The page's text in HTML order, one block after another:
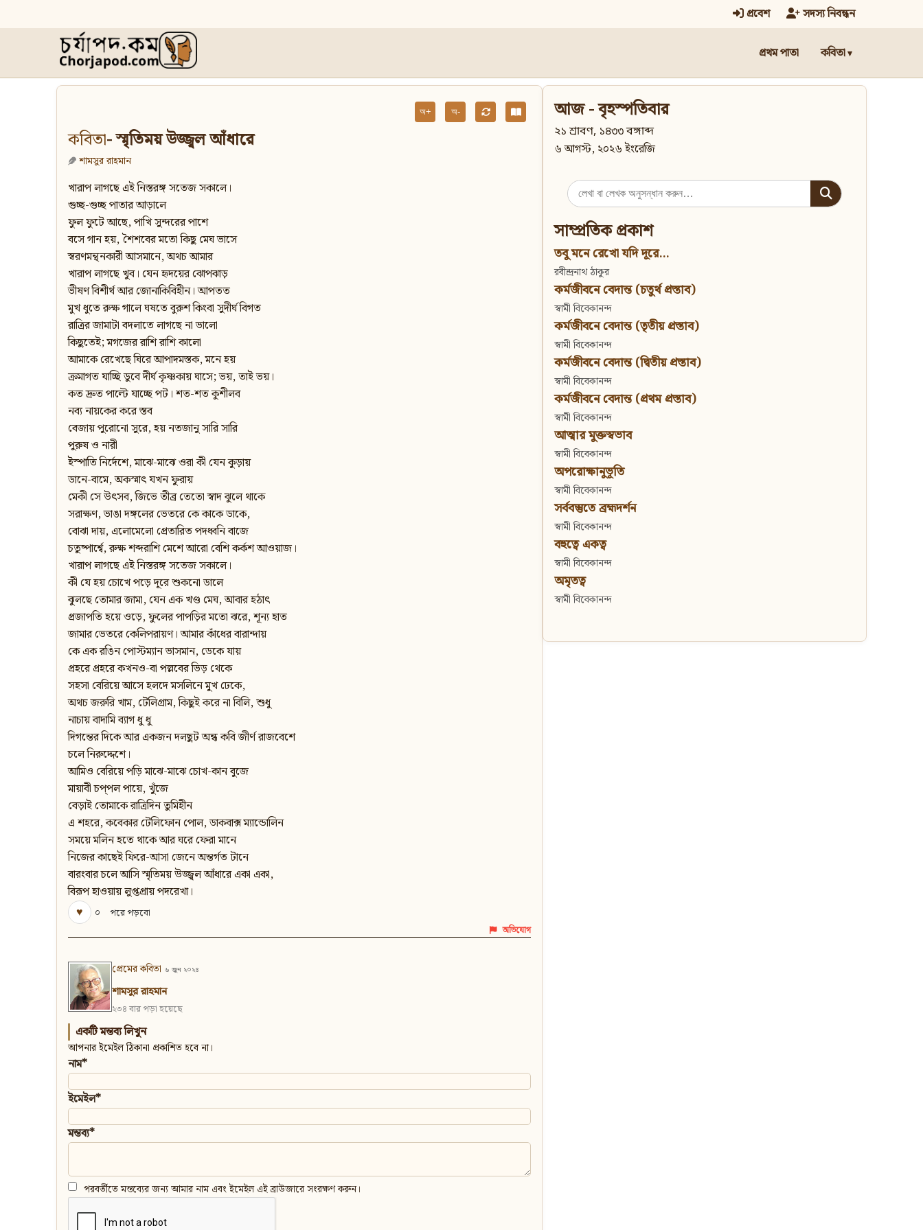
প্রবেশ সদস্য নিবন্ধন
প্রথম পাতা কবিতা
অ+ অ-
কবিতা- স্মৃতিময় উজ্জ্বল আঁধারে
শামসুর রাহমান
খারাপ লাগছে এই নিস্তরঙ্গ সতেজ সকালে।
গুচ্ছ-গুচ্ছ পাতার আড়ালে
ফুল ফুটে আছে, পাখি সুন্দরের পাশে
বসে গান হয়, শৈশবের মতো কিছু মেঘ ভাসে
স্বরণমন্থনকারী আসমানে, অথচ আমার
খারাপ লাগছে খুব। যেন হৃদয়ের ঝোপঝাড়
ভীষণ বিশীর্থ আর জোনাকিবিহীন। আপতত
মুখ ধুতে রুক্ষ গালে ঘষতে বুরুশ কিংবা সুদীর্ঘ বিগত
রাত্রির জামাটা বদলাতে লাগছে না ভালো
কিছুতেই; মগজের রাশি রাশি কালো
আমাকে রেখেছে ঘিরে আপাদমস্তক, মনে হয়
ক্রমাগত যাচ্ছি ডুবে দীর্ঘ কৃষ্ণকায় ঘাসে; ভয়, তাই ভয়।
কত দ্রুত পাল্টে যাচ্ছে পট। শত-শত কুশীলব
নব্য নায়কের করে স্তব
বেজায় পুরোনো সুরে, হয় নতজানু সারি সারি
পুরুষ ও নারী
ইস্পাতি নির্দেশে, মাঝে-মাঝে ওরা কী যেন কুড়ায়
ডানে-বামে, অকস্মাৎ যখন ফুরায়
মেকী সে উৎসব, জিভে তীব্র তেতো স্বাদ ঝুলে থাকে
সরাক্ষণ, ভাঙা দঙ্গলের ভেতরে কে কাকে ডাকে,
বোঝা দায়, এলোমেলো প্রেতারিত পদধ্বনি বাজে
চতুষ্পার্শ্বে, রুক্ষ শব্দরাশি মেশে আরো বেশি কর্কশ আওয়াজ।
খারাপ লাগছে এই নিস্তরঙ্গ সতেজ সকালে।
কী যে হয় চোখে পড়ে দূরে শুকনো ডালে
ঝুলছে তোমার জামা, যেন এক খণ্ড মেঘ, আবার হঠাৎ
প্রজাপতি হয়ে ওড়ে, ফুলের পাপড়ির মতো ঝরে, শূন্য হাত
জামার ভেতরে কেলিপরায়ণ। আমার কাঁধের বারান্দায়
কে এক রঙিন পোস্টম্যান ভাসমান, ডেকে যায়
প্রহরে প্রহরে কখনও-বা পল্লবের ভিড় থেকে
সহসা বেরিয়ে আসে হলদে মসলিনে মুখ ঢেকে,
অথচ জরুরি খাম, টেলিগ্রাম, কিছুই করে না বিলি, শুধু
নাচায় বাদামি ব্যাগ ধু ধু
দিগন্তের দিকে আর একজন দলছুট অন্ধ কবি জীর্ণ রাজবেশে
চলে নিরুদ্দেশে।
আমিও বেরিয়ে পড়ি মাঝে-মাঝে চোখ-কান বুজে
মায়াবী চপ্‌পল পায়ে, খুঁজে
বেড়াই তোমাকে রাত্রিদিন তুমিহীন
এ শহরে, কবেকার টেলিফোন পোল, ডাকবাক্স ম্যান্ডোলিন
সময়ে মলিন হতে থাকে আর ঘরে ফেরা মানে
নিজের কাছেই ফিরে-আসা জেনে অন্তর্গত টানে
বারংবার চলে আসি স্মৃতিময় উজ্জ্বল আঁধারে একা একা,
বিরূপ হাওয়ায় লুপ্তপ্রায় পদরেখা।
♥
০ পরে পড়বো
অভিযোগ
প্রেমের কবিতা ৬ জুন ২০২৪
শামসুর রাহমান
২৩৪ বার পড়া হয়েছে
একটি মন্তব্য লিখুন
আপনার ইমেইল ঠিকানা প্রকাশিত হবে না।
নাম*
ইমেইল*
মন্তব্য*
পরবর্তীতে মন্তব্যের জন্য আমার নাম এবং ইমেইল এই ব্রাউজারে সংরক্ষণ করুন।
আজ - বৃহস্পতিবার
২১ শ্রাবণ, ১৪৩৩ বঙ্গাব্দ
৬ আগস্ট, ২০২৬ ইংরেজি
Search
for:
সাম্প্রতিক প্রকাশ
তবু মনে রেখো যদি দূরে...
রবীন্দ্রনাথ ঠাকুর
কর্মজীবনে বেদান্ত (চতুর্থ প্রস্তাব)
স্বামী বিবেকানন্দ
কর্মজীবনে বেদান্ত (তৃতীয় প্রস্তাব)
স্বামী বিবেকানন্দ
কর্মজীবনে বেদান্ত (দ্বিতীয় প্রস্তাব)
স্বামী বিবেকানন্দ
কর্মজীবনে বেদান্ত (প্রথম প্রস্তাব)
স্বামী বিবেকানন্দ
আত্মার মুক্তস্বভাব
স্বামী বিবেকানন্দ
অপরোক্ষানুভূতি
স্বামী বিবেকানন্দ
সর্ববস্তুতে ব্রহ্মদর্শন
স্বামী বিবেকানন্দ
বহুত্বে একত্ব
স্বামী বিবেকানন্দ
অমৃতত্ব
স্বামী বিবেকানন্দ